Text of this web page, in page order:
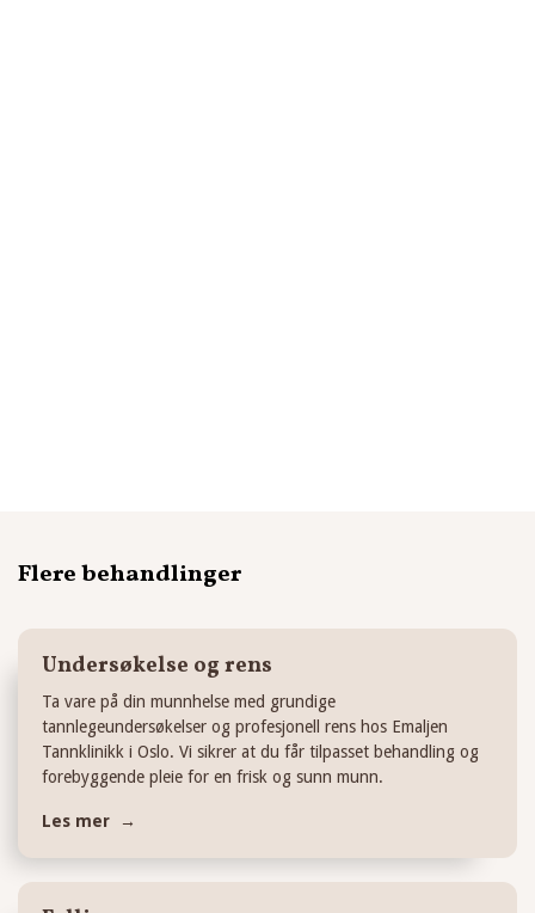
Flere behandlinger
Undersøkelse og rens
Ta vare på din munnhelse med grundige
tannlegeundersøkelser og profesjonell rens hos Emaljen
Tannklinikk i Oslo. Vi sikrer at du får tilpasset behandling og
forebyggende pleie for en frisk og sunn munn.
Les mer →